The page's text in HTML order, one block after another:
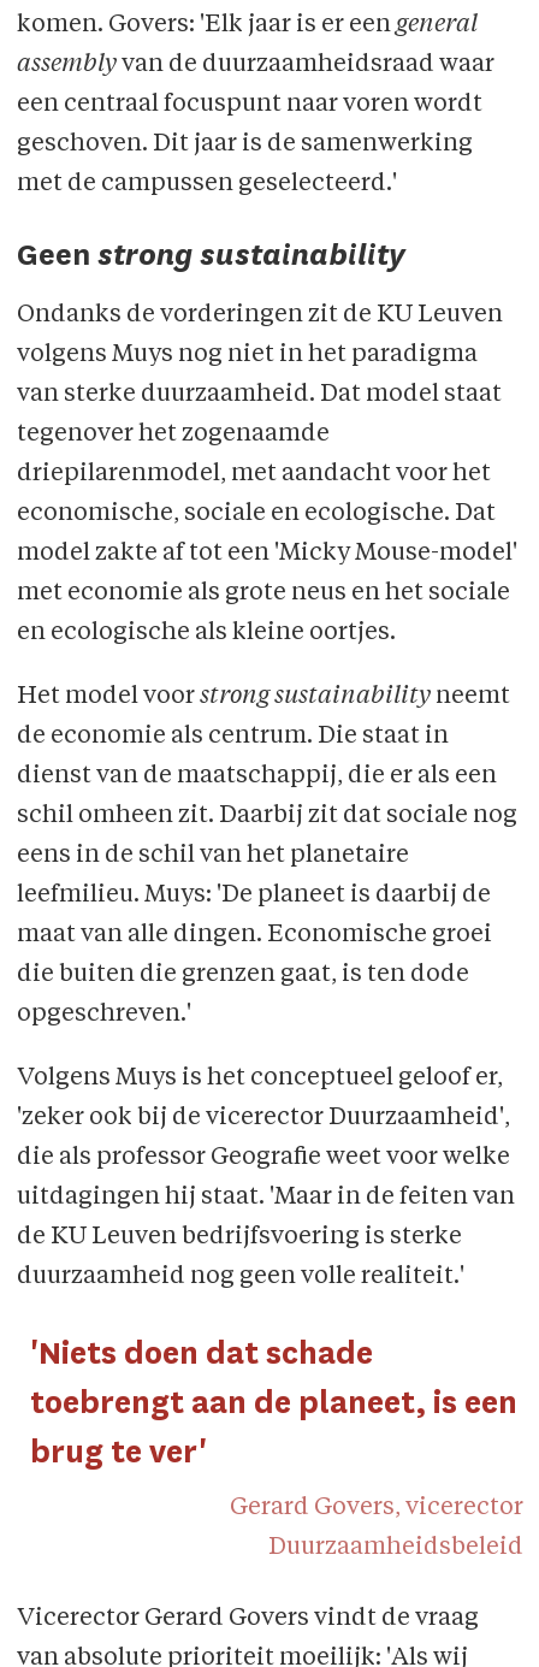
komen. Govers: 'Elk jaar is er eengeneral
assembly van de duurzaamheidsraad waar
een centraal focuspunt naar voren wordt
geschoven. Dit jaar is de samenwerking
met de campussen geselecteerd.'
Geen strong sustainability
Ondanks de vorderingen zit de KU Leuven
volgens Muys nog niet in het paradigma
van sterke duurzaamheid. Dat model staat
tegenover het zogenaamde
driepilarenmodel, met aandacht voor het
economische, sociale en ecologische. Dat
model zakte af tot een 'Micky Mouse-model'
met economie als grote neus en het sociale
en ecologische als kleine oortjes.
Het model voor strong sustainabilityneemt
de economie als centrum. Die staat in
dienst van de maatschappij, die er als een
schil omheen zit. Daarbij zit dat sociale nog
eens in de schil van het planetaire
leefmilieu. Muys: 'De planeet is daarbij de
maat van alle dingen. Economische groei
die buiten die grenzen gaat, is ten dode
opgeschreven.'
Volgens Muys is het conceptueel geloof er,
'zeker ook bij de vicerector Duurzaamheid',
die als professor Geografie weet voor welke
uitdagingen hij staat. 'Maar in de feiten van
de KU Leuven bedrijfsvoering is sterke
duurzaamheid nog geen volle realiteit.'
'Niets doen dat schade
toebrengt aan de planeet, is een
brug te ver'
Gerard Govers, vicerector
Duurzaamheidsbeleid
Vicerector Gerard Govers vindt de vraag
van absolute prioriteit moeilijk: 'Als wij